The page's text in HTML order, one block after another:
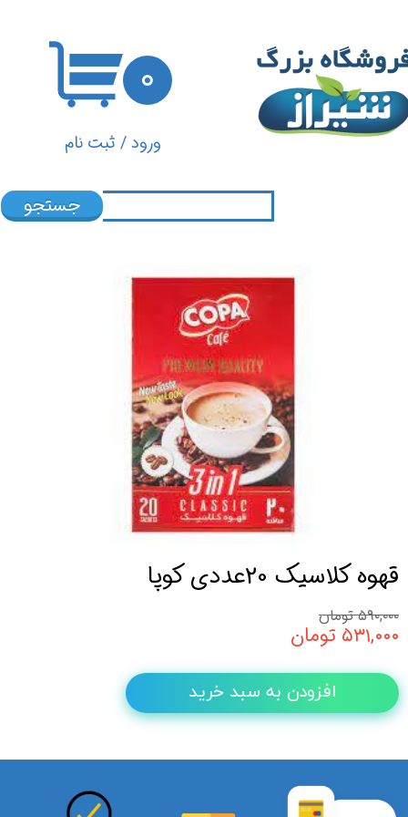
ورود/ ثبت نام
تغییر گذر واژه
سفارشات
۰
جستجو
قهوه کلاسیک 20عددی کوپا
۵۹۰,۰۰۰ تومان
۵۳۱,۰۰۰ تومان
افزودن به سبد خرید